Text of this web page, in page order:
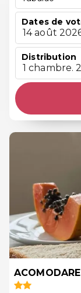
Dates de
14 août
Distribution
1 chambre.